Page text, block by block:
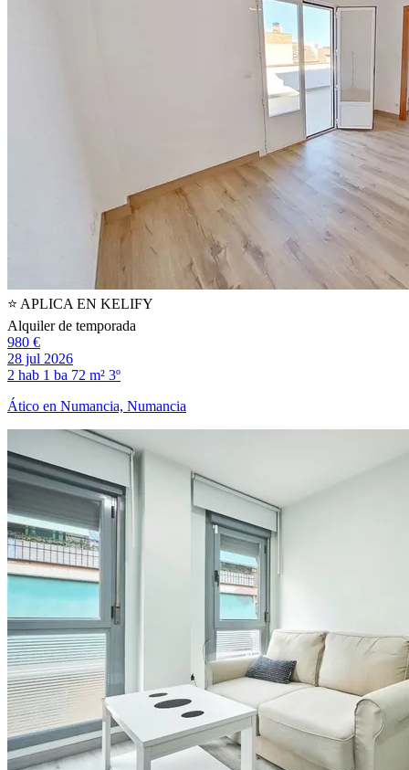
⭐️ APLICA EN KELIFY
Alquiler de temporada
980 €
28 jul 2026
2 hab 1 ba 72 m² 3º
Ático en Numancia, Numancia